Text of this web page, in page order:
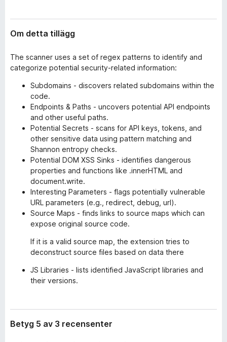
Om detta tillägg
The scanner uses a set of regex patterns to identify and
categorize potential security-related information:
Subdomains - discovers related subdomains within the
code.
Endpoints & Paths - uncovers potential API endpoints
and other useful paths.
Potential Secrets - scans for API keys, tokens, and
other sensitive data using pattern matching and
Shannon entropy checks.
Potential DOM XSS Sinks - identifies dangerous
properties and functions like .innerHTML and
document.write.
Interesting Parameters - flags potentially vulnerable
URL parameters (e.g., redirect, debug, url).
Source Maps - finds links to source maps which can
expose original source code.
If it is a valid source map, the extension tries to
deconstruct source files based on data there
JS Libraries - lists identified JavaScript libraries and
their versions.
Betyg 5 av 3 recensenter